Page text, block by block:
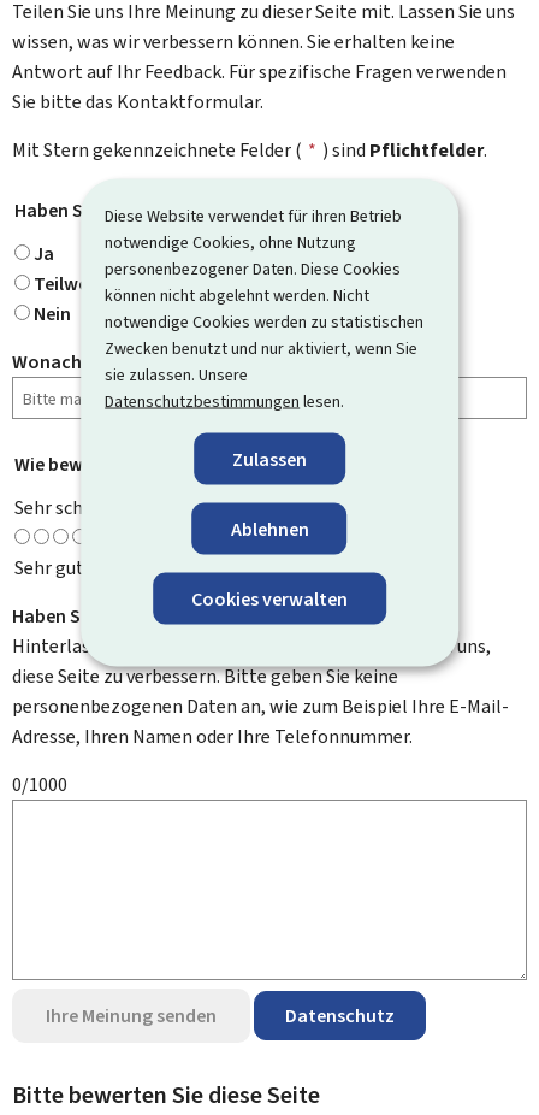
Diese Website verwendet für ihren Betrieb
notwendige Cookies, ohne Nutzung
personenbezogener Daten. Diese Cookies
können nicht abgelehnt werden. Nicht
notwendige Cookies werden zu statistischen
Zwecken benutzt und nur aktiviert, wenn Sie
sie zulassen. Unsere
Datenschutzbestimmungen lesen.
Zulassen
Ablehnen
Cookies verwalten
Teilen Sie uns Ihre Meinung zu dieser Seite mit. Lassen Sie uns
wissen, was wir verbessern können. Sie erhalten keine
Antwort auf Ihr Feedback. Für spezifische Fragen verwenden
Sie bitte das Kontaktformular.
Mit Stern gekennzeichnete Felder ( * ) sind Pflichtfelder.
Haben Sie gefunden, wonach Sie gesucht haben?
Ja
Teilweise
Nein
Wonach haben Sie gesucht?
Wie bewerten Sie diese Seite? *
Sehr schlecht
Sehr gut
Haben Sie Verbesserungsvorschläge?
Hinterlassen Sie uns einen Kommentar und helfen Sie uns,
diese Seite zu verbessern. Bitte geben Sie keine
personenbezogenen Daten an, wie zum Beispiel Ihre E-Mail-
Adresse, Ihren Namen oder Ihre Telefonnummer.
0/1000
Ihre Meinung senden Datenschutz
Bitte bewerten Sie diese Seite